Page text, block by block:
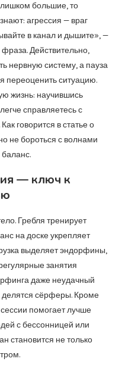
большие, то
агрессия — враг
в канал и дышите», —
Действительно,
нервную систему, а пауза
переоценить ситуацию.
жизнь: научившись
справляетесь с
говорится в статье о
не бороться с волнами
баланс.
— ключ к
Гребля тренирует
на доске укрепляет
выделяет эндорфины,
занятия
даже неудачный
делятся сёрферы. Кроме
помогает лучше
с бессонницей или
становится не только